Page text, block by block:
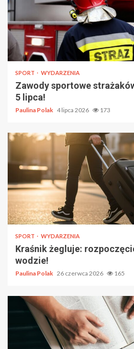
SPORT WYDARZENIA
Zawody sportowe
5 lipca!
Paulina Polak 4 lipca 2026 173
SPORT WYDARZENIA
Kraśnik żegluje:
wodzie!
Paulina Polak 26 czerwca 2026 165